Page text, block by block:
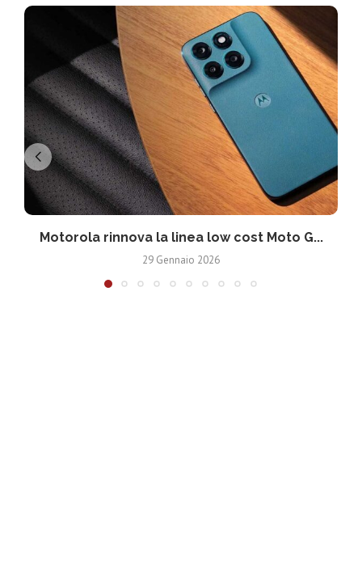
Motorola rinnova la linea low cost Moto G...
29 Gennaio 2026